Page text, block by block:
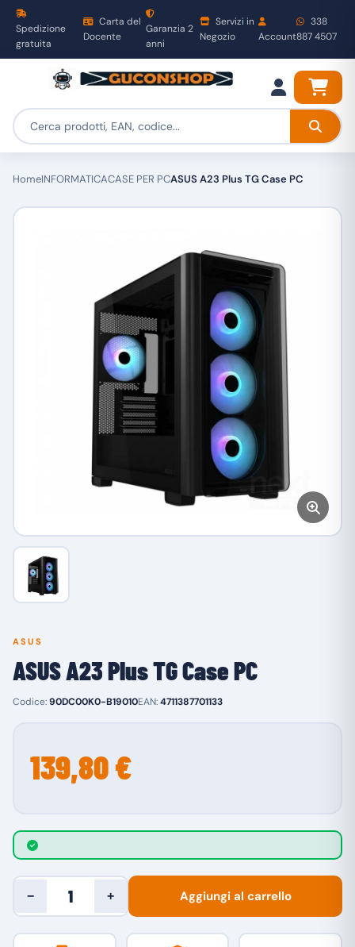
Spedizione
gratuita
Carta del
Docente
Garanzia 2
anni
Servizi in
Negozio
Account
338
887 4507
HomeINFORMATICACASE PER PCASUS A23 Plus TG Case PC
ASUS
ASUS A23 Plus TG Case PC
Codice:90DC00K0-B19010EAN:4711387701133
139,80 €
− + Aggiungi al carrello